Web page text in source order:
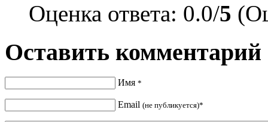
Оценка ответа: 0.0/5
Оставить комментарий
Имя *
Email (не публикуется)*